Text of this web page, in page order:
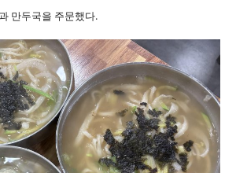
만두국을 주문했다.